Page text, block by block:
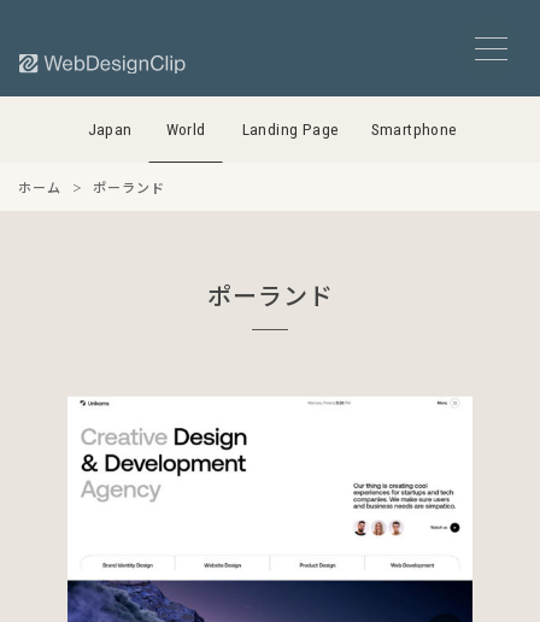
Japan World Landing Page Smartphone
ホーム ポーランド
ポーランド